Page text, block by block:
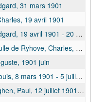
31 mars 1901
19 avril 1901
19 avril 1901 - 20 avril 1901
Charles, 5 mars 1901 - 4 mai 1901
1901 juin
8 mars 1901 - 5 juillet 1901
12 juillet 1901 - 16 juillet 1901